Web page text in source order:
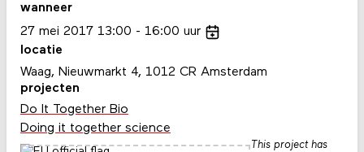
wanneer
27 mei 2017 13:00 16:00 uur
locatie
Waag, Nieuwmarkt 4, 1012 CR Amsterdam
projecten
Do It Together Bio
Doing it together science
This project has